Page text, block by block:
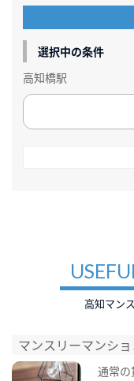
選択中の条件
高知橋駅
高知マン
マンスリーマンショ
通常